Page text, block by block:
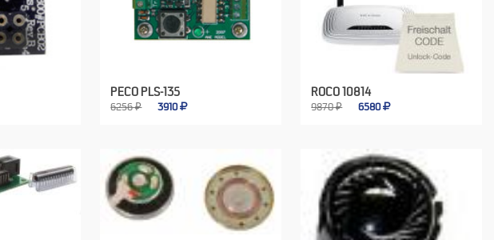
PECO PLS-135
6256 ₽ 3910
ROCO 10814
9870 ₽ 6580